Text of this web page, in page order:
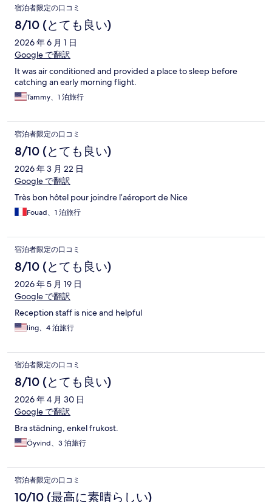
宿泊者限定の口コミ
8/10 (とても良い)
2026 年 6 月 1 日
Google で翻訳
It was air conditioned and provided a place to sleep before
catching an early morning flight.
Tammy、1 泊旅行
宿泊者限定の口コミ
8/10 (とても良い)
2026 年 3 月 22 日
Google で翻訳
Très bon hôtel pour joindre l’aéroport de Nice
Fouad、1 泊旅行
宿泊者限定の口コミ
8/10 (とても良い)
2026 年 5 月 19 日
Google で翻訳
Reception staff is nice and helpful
ling、4 泊旅行
宿泊者限定の口コミ
8/10 (とても良い)
2026 年 4 月 30 日
Google で翻訳
Bra städning, enkel frukost.
Öyvind、3 泊旅行
宿泊者限定の口コミ
10/10 (最高に素晴らしい)